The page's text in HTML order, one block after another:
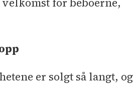
er solgt så langt, og